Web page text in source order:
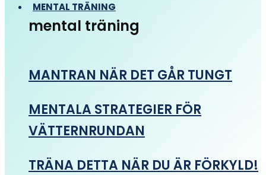
MENTAL TRÄNING
mental träning
MANTRAN NÄR DET GÅR TUNGT
MENTALA STRATEGIER FÖR
VÄTTERNRUNDAN
TRÄNA DETTA NÄR DU ÄR FÖRKYLD!